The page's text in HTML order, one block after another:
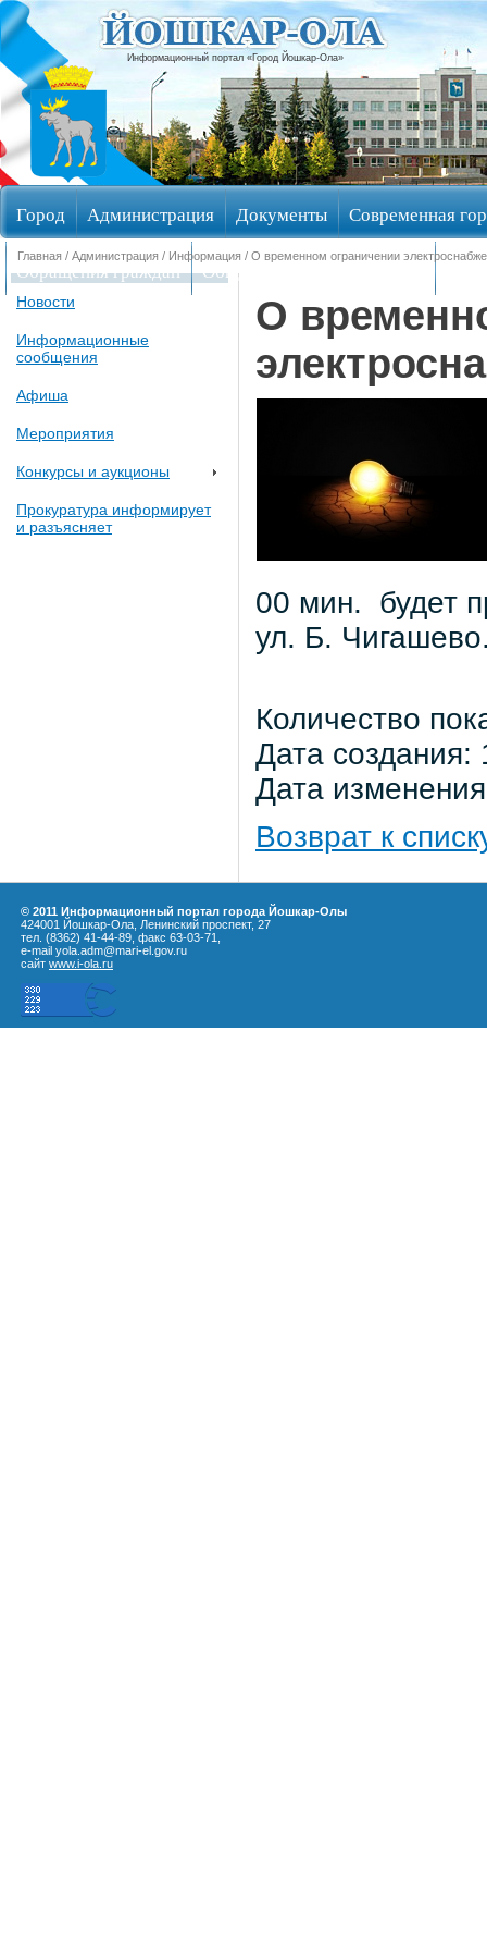
Информационный портал «Город Йошкар-Ола»
Город Администрация Документы Современная
Обращения граждан Общественные обсуждения
Главная / Администрация / Информация / О временном ограничении
Новости
Информационные
сообщения
Афиша
Мероприятия
Конкурсы и аукционы
Прокуратура информирует
и разъясняет
О
00 мин.
будет
ул. Б.
Количество
Дата
Дата
Возврат к
© 2011 Информационный портал города Йошкар-Олы
424001 Йошкар-Ола, Ленинский проспект, 27
тел. (8362) 41-44-89, факс 63-03-71,
e-mail yola.adm@mari-el.gov.ru
сайт www.i-ola.ru